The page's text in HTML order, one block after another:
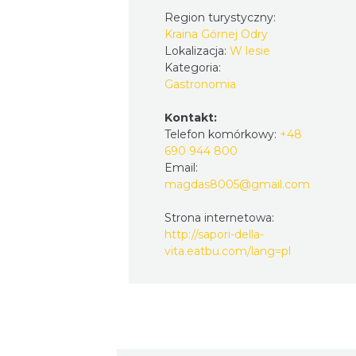
Region turystyczny:
Kraina Górnej Odry
Lokalizacja: W lesie
Kategoria:
Gastronomia
Kontakt:
Telefon komórkowy: +48
690 944 800
Email:
magdas8005@gmail.com
Strona internetowa:
http://sapori-della-
vita.eatbu.com/lang=pl